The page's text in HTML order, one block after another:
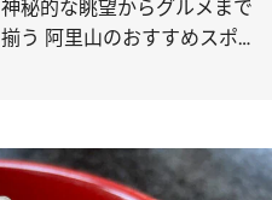
神秘的な眺望からグルメまで
揃う 阿里山のおすすめスポ